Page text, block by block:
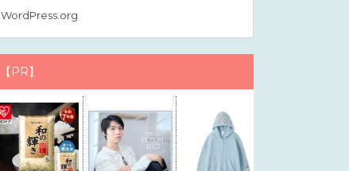
WordPress.org
【PR】